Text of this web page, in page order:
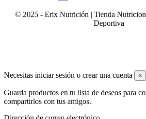
© 2025 - Erix Nutrición | Tienda
Deportiva
Necesitas iniciar sesión o crear una cuenta ×
Guarda productos en tu lista de deseos para
compartirlos con tus amigos.